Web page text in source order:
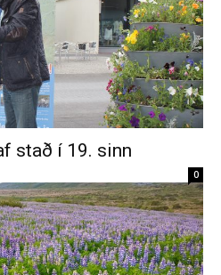
stað í 19. sinn
0